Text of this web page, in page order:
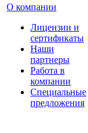
О компании
Лицензии и
сертификаты
Наши
партнеры
Работа в
компании
Специальные
предложения